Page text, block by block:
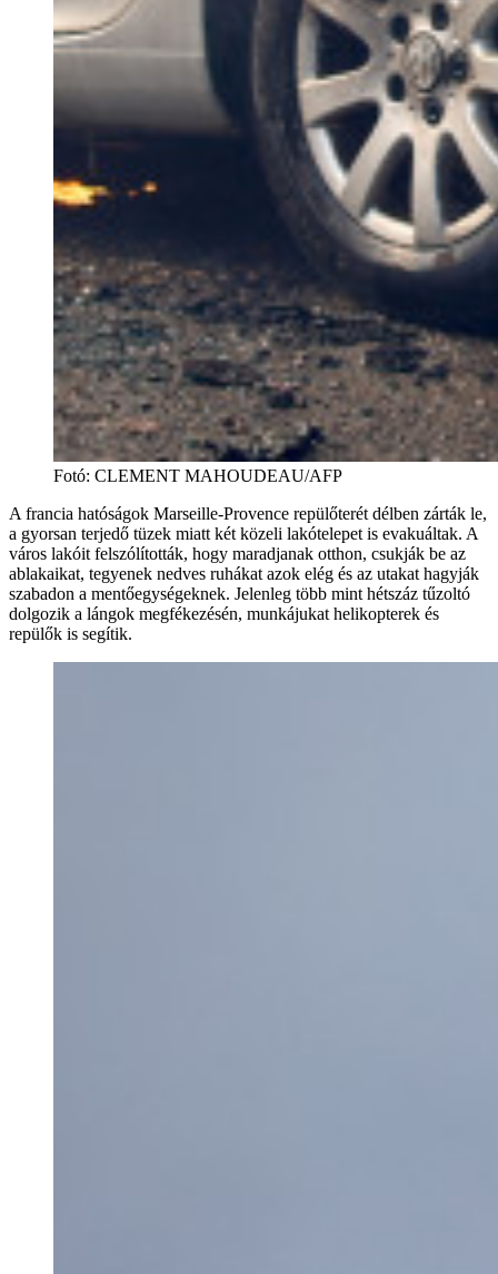
Fotó: CLEMENT MAHOUDEAU/AFP
A francia hatóságok Marseille-Provence repülőterét délben zárták le,
a gyorsan terjedő tüzek miatt két közeli lakótelepet is evakuáltak. A
város lakóit felszólították, hogy maradjanak otthon, csukják be az
ablakaikat, tegyenek nedves ruhákat azok elég és az utakat hagyják
szabadon a mentőegységeknek. Jelenleg több mint hétszáz tűzoltó
dolgozik a lángok megfékezésén, munkájukat helikopterek és
repülők is segítik.